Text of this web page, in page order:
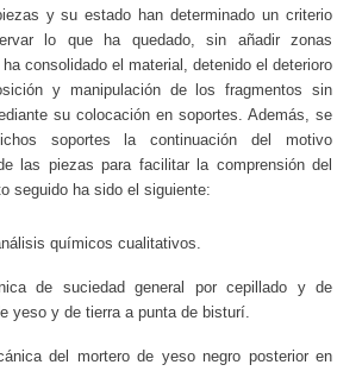
y su estado han determinado un criterio
lo que ha quedado, sin añadir zonas
consolidado el material, detenido el deterioro
y manipulación de los fragmentos sin
su colocación en soportes. Además, se
soportes la continuación del motivo
las piezas para facilitar la comprensión del
seguido ha sido el siguiente:
químicos cualitativos.
de suciedad general por cepillado y de
yeso y de tierra a punta de bisturí.
del mortero de yeso negro posterior en